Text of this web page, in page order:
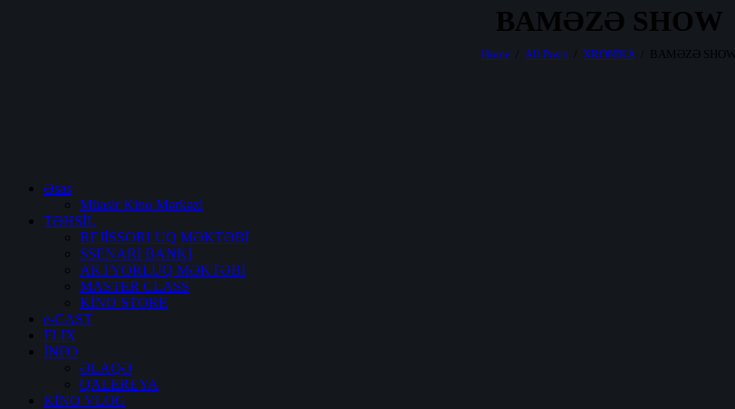
BAMƏZƏ SHOW
Home All Posts XRONİKA BAMƏZƏ SHOW
Əsas
Müasir Kino Mərkəzi
TƏHSİL
REJİSSORLUQ MƏKTƏBİ
SSENARİ BANKI
AKTYORLUQ MƏKTƏBİ
MASTER CLASS
KİNO STORE
e-CAST
FLIX
İNFO
ƏLAQƏ
QALEREYA
KİNO VLOG